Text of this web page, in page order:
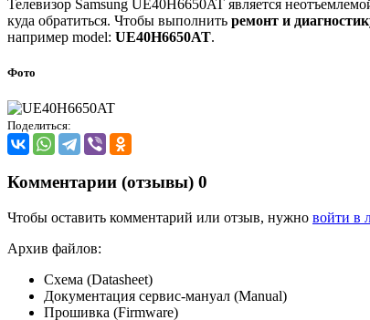
Телевизор Samsung UE40H6650AT является
куда обратиться. Чтобы выполнить ремонт и
например model: UE40H6650AT.
Фото
Поделиться:
Комментарии (отзывы) 0
Чтобы оставить комментарий или отзыв, нужно войти в
Архив файлов:
Схема (Datasheet)
Документация сервис-мануал (Manual)
Прошивка (Firmware)